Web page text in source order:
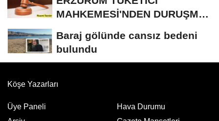
MAHKEMESİ'NDEN DURUŞMA
Baraj gölünde cansız bedeni
bulundu
Köşe Yazarları
Üye Paneli
Hava Durumu